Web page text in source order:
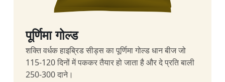
पूर्णिमा गोल्ड
शक्ति वर्धक हाइब्रिड सीड्स का पूर्णिमा गोल्ड धान बीज जो
115-120 दिनों में पककर तैयार हो जाता है और दे प्रति बाली
250-300 दाने।